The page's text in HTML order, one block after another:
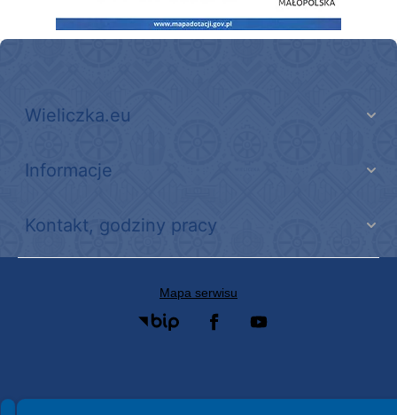
Wieliczka.eu
Informacje
Kontakt, godziny pracy
Mapa serwisu
Spełniamy standardy WCAG 2.2
Spełniamy standardy W3C